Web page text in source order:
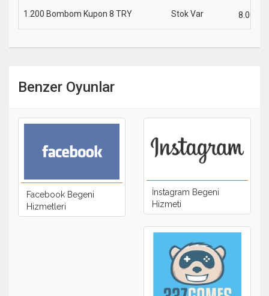
1.200 Bombom Kupon 8 TRY Stok Var 8.00
Benzer Oyunlar
Facebook Begeni
Hizmetleri
İnstagram Begeni
Hizmeti